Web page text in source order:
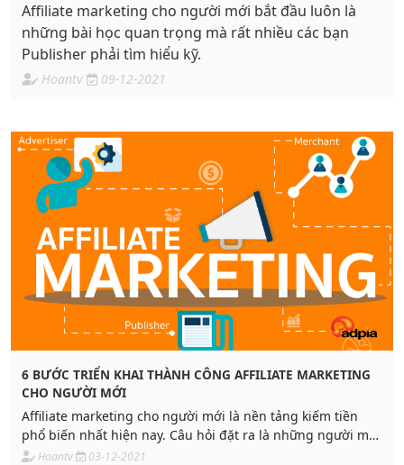
Affiliate marketing cho người mới bắt đầu luôn là
những bài học quan trọng mà rất nhiều các bạn
Publisher phải tìm hiểu kỹ.
Hoantv 09-12-2021
6 BƯỚC TRIỂN KHAI THÀNH CÔNG AFFILIATE MARKETING
CHO NGƯỜI MỚI
Affiliate marketing cho người mới là nền tảng kiếm tiền
phổ biến nhất hiện nay. Câu hỏi đặt ra là những người mới
làm affiliate marketing như thế nào? Để giúp cho các bạn
Hoantv 03-12-2021